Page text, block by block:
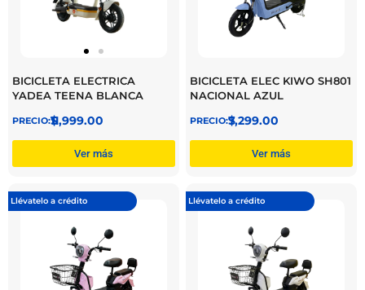
BICICLETA ELECTRICA
YADEA TEENA BLANCA
$
11,999.00
Ver más
BICICLETA ELEC KIWO SH801
NACIONAL AZUL
$
7,299.00
Ver más
Llévatelo a crédito Llévatelo a crédito